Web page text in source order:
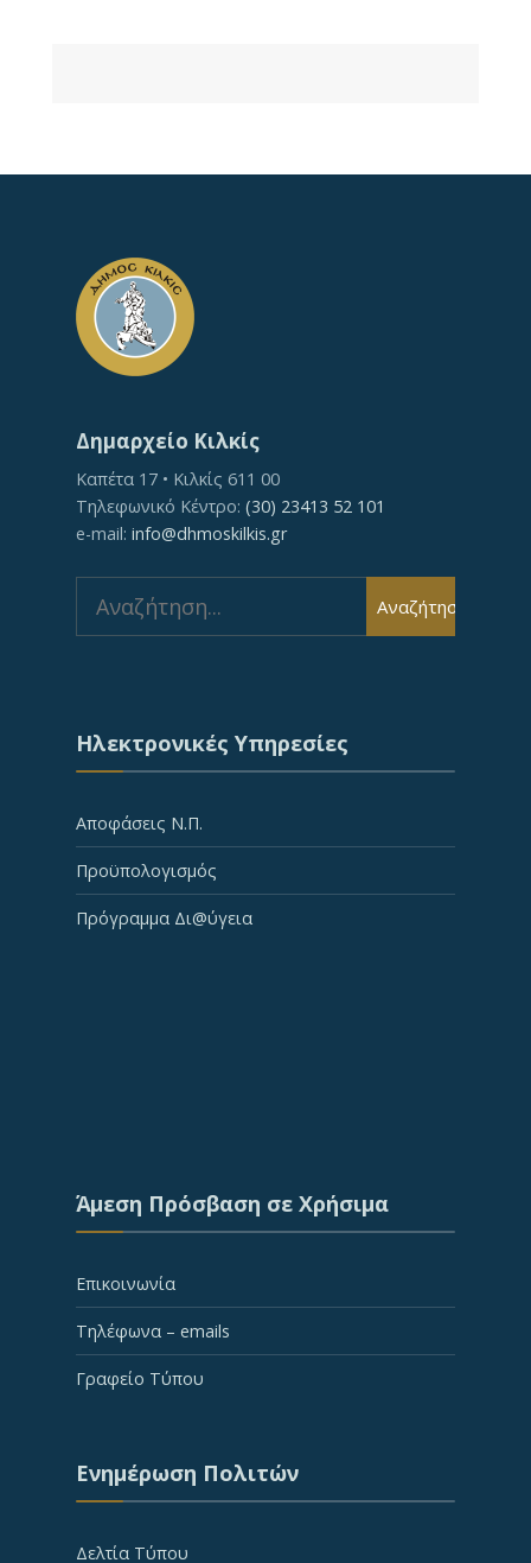
Δημαρχείο Κιλκίς
Καπέτα 17 • Κιλκίς 611 00
Τηλεφωνικό Κέντρο: (30) 23413 52 101
e-mail: info@dhmoskilkis.gr
for:
Αναζήτηση
Ηλεκτρονικές Υπηρεσίες
Αποφάσεις Ν.Π.
Προϋπολογισμός
Πρόγραμμα Δι@ύγεια
Άμεση Πρόσβαση σε Χρήσιμα
Επικοινωνία
Τηλέφωνα – emails
Γραφείο Τύπου
Ενημέρωση Πολιτών
Δελτία Τύπου